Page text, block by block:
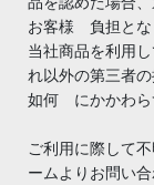
お客様 負担とな
当社商品を利用
れ以外の第三者
如何 にかかわら
ご利用に際して
ームよりお問い合